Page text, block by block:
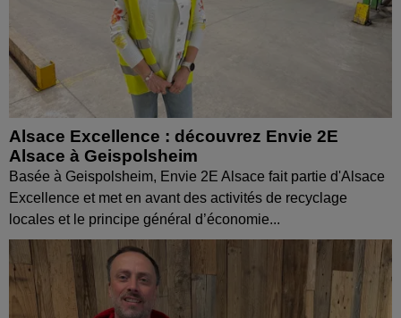
Alsace Excellence : découvrez Envie 2E
Alsace à Geispolsheim
Basée à Geispolsheim, Envie 2E Alsace fait partie d'Alsace
Excellence et met en avant des activités de recyclage
locales et le principe général d’économie...